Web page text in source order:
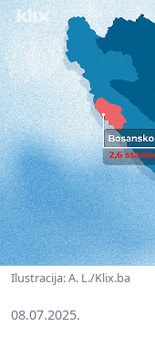
Ilustracija: A. L./Klix.ba
08.07.2025.